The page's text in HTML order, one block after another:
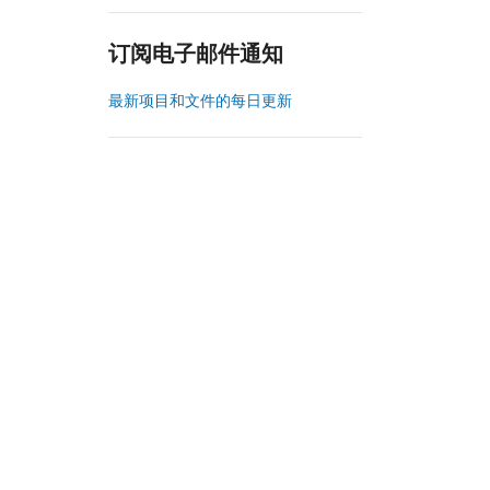
订阅电子邮件通知
最新项目和文件的每日更新